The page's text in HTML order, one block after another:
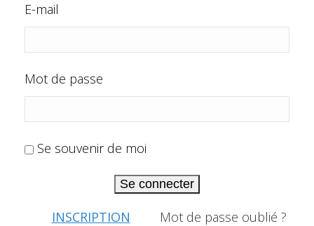
E-mail
Mot de passe
Se souvenir de moi
Se connecter
INSCRIPTION Mot de passe oublié ?